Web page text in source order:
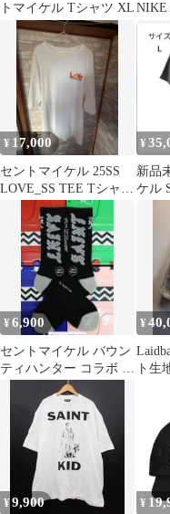
トマイケル Tシャツ XL NIKE
ャツ
¥ 17,000
セントマイケル 25SS
LOVE_SS TEE Tシャツ
ダメージ加工 XXL
¥
新品
ケル
¥6,900
セントマイケル バウン
ティハンター コラボ ソ
¥
ト生
¥9,900 ¥